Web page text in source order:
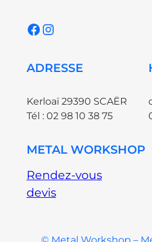
Facebook Instagram
ADRESSE
Kerloaï 29390 SCAËR
Tél : 02 98 10 38 75
METAL WORKSHOP
Rendez-vous
devis